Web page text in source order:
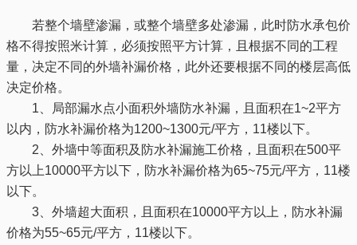
若整个墙壁渗漏，或整个墙壁多处渗漏，此时防水承包价
格不得按照米计算，必须按照平方计算，且根据不同的工程
量，决定不同的外墙补漏价格，此外还要根据不同的楼层高低
决定价格。
1、局部漏水点小面积外墙防水补漏，且面积在1~2平方
以内，防水补漏价格为1200~1300元/平方，11楼以下。
2、外墙中等面积及防水补漏施工价格，且面积在500平
方以上10000平方以下，防水补漏价格为65~75元/平方，11楼
以下。
3、外墙超大面积，且面积在10000平方以上，防水补漏
价格为55~65元/平方，11楼以下。